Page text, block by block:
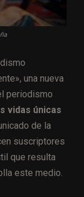
una nueva
periodismo
vidas únicas
de la
suscriptores
que resulta
este medio.